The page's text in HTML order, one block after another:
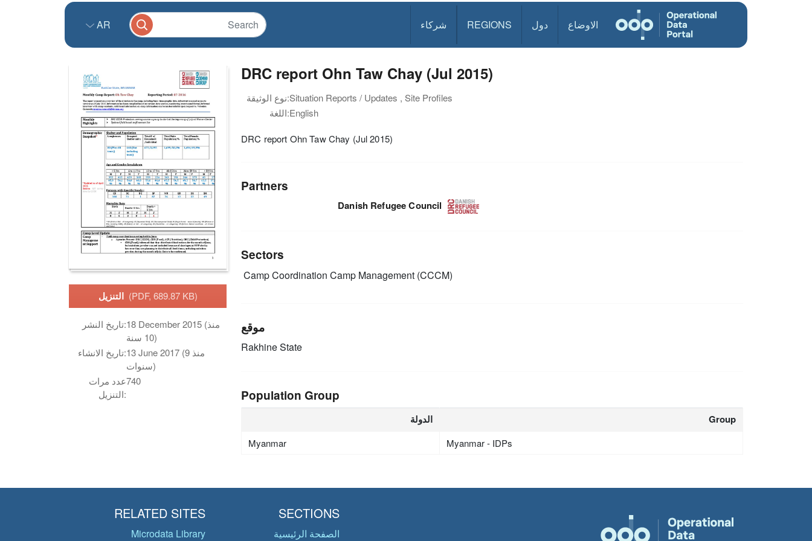
الاوضاع دول REGIONS شركاء AR
التنزيل (PDF, 689.87 KB)
تاريخ النشر:18 December 2015 (منذ
10 سنة)
تاريخ الانشاء:13 June 2017 (منذ 9
سنوات)
عدد مرات
التنزيل:
740
DRC report Ohn Taw Chay (Jul 2015)
نوع الوثيقة:Situation Reports / Updates , Site Profiles
اللغة:English
DRC report Ohn Taw Chay (Jul 2015)
Partners
Danish Refugee Council
Sectors
Camp Coordination Camp Management (CCCM)
موقع
Rakhine State
Population Group
الدولة Group
Myanmar Myanmar - IDPs
SECTIONS
الصفحة الرئيسية
RELATED SITES
Microdata Library